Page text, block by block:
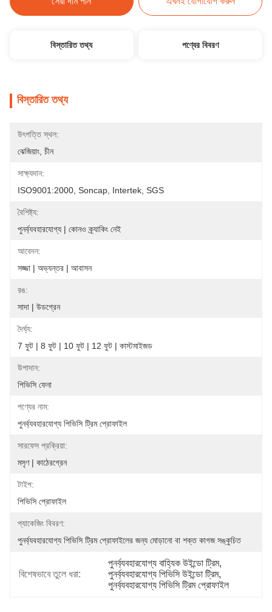
বিস্তারিত তথ্য পণ্যের বিবরণ
বিস্তারিত তথ্য
উৎপত্তি স্থল:
ঝেজিয়াং, চীন
সাক্ষ্যদান:
ISO9001:2000, Soncap, Intertek, SGS
বৈশিষ্ট্য:
পুনর্ব্যবহারযোগ্য | কোনও ক্র্যাকিং নেই
আবেদন:
সজ্জা | অভ্যন্তর | আবাসন
রঙ:
সাদা | উডগ্রেন
দৈর্ঘ্য:
7 ফুট | 8 ফুট | 10 ফুট | 12 ফুট | কাস্টমাইজড
উপাদান:
পিভিসি ফেনা
পণ্যের নাম:
পুনর্ব্যবহারযোগ্য পিভিসি ট্রিম প্রোফাইল
সারফেস প্রক্রিয়া:
মসৃণ | কাঠেরগ্রেন
টাইপ:
পিভিসি প্রোফাইল
প্যাকেজিং বিবরণ:
পুনর্ব্যবহারযোগ্য পিভিসি ট্রিম প্রোফাইলের জন্য মোড়ানো বা শক্ত কাগজ সঙ্কুচিত
বিশেষভাবে তুলে ধরা:
পুনর্ব্যবহারযোগ্য বাহ্যিক উইন্ডো ট্রিম,
পুনর্ব্যবহারযোগ্য পিভিসি উইন্ডো ট্রিম,
পুনর্ব্যবহারযোগ্য পিভিসি ট্রিম প্রোফাইল